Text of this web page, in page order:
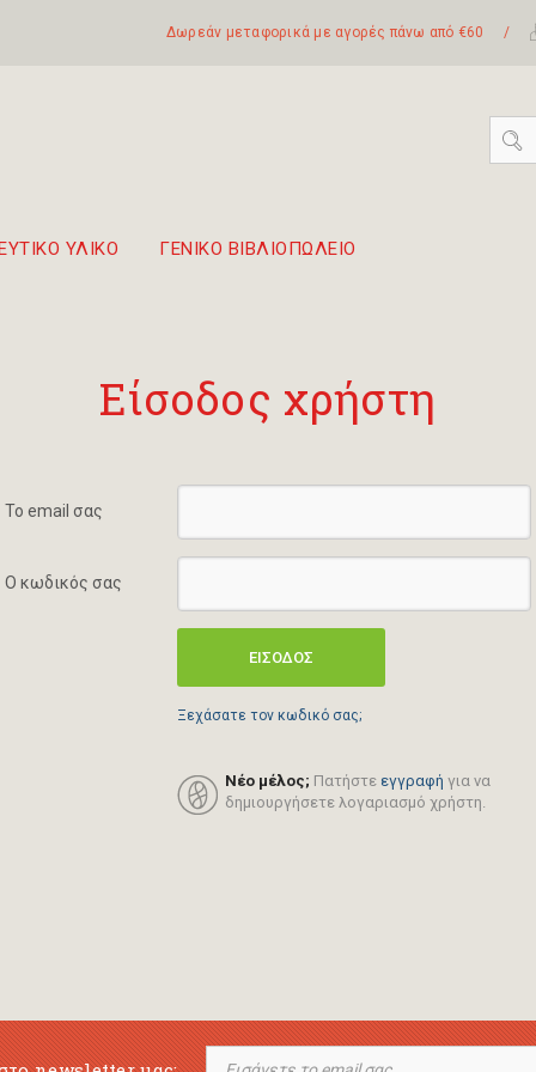
Δωρεάν μεταφορικά με αγορές πάνω από €60 /
ΥΛΙΚΟ ΓΕΝΙΚΟ ΒΙΒΛΙΟΠΩΛΕΙΟ
Είσοδος χρήστη
Το email σας
Ο κωδικός σας
ΕΙΣΟΔΟΣ
Ξεχάσατε τον κωδικό σας;
Νέο μέλος; Πατήστε εγγραφή για να
δημιουργήσετε λογαριασμό χρήστη.